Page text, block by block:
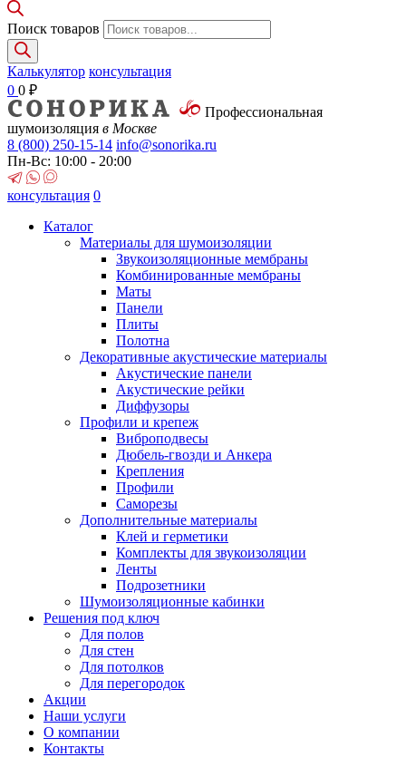
Поиск товаров
Калькулятор консультация
0 0 ₽
Профессиональная
шумоизоляция в Москве
8 (800) 250-15-14 info@sonorika.ru
Пн-Вс: 10:00 - 20:00
консультация 0
Каталог
Материалы для шумоизоляции
Звукоизоляционные мембраны
Комбинированные мембраны
Маты
Панели
Плиты
Полотна
Декоративные акустические материалы
Акустические панели
Акустические рейки
Диффузоры
Профили и крепеж
Виброподвесы
Дюбель-гвозди и Анкера
Крепления
Профили
Саморезы
Дополнительные материалы
Клей и герметики
Комплекты для звукоизоляции
Ленты
Подрозетники
Шумоизоляционные кабинки
Решения под ключ
Для полов
Для стен
Для потолков
Для перегородок
Акции
Наши услуги
О компании
Контакты